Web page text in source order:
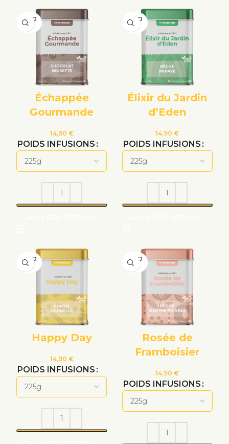
VEND
U
Échappée
Gourmande
14,90 €
POIDS INFUSIONS
VEND
U
Élixir du Jardin
d’Eden
14,90€
POIDS INFUSIONS
VEND
U
Happy Day
14,90 €
POIDS INFUSIONS
VEND
U
Rosée de
Framboisier
14,90€
POIDS INFUSIONS